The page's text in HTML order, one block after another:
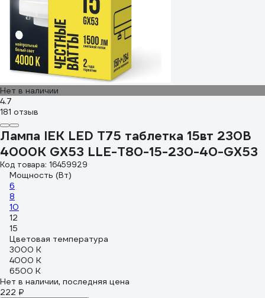
Нет в наличии
4.7
181 отзыв
Лампа IEK LED T75 таблетка 15вт 230В
4000К GX53 LLE-T80-15-230-40-GX53
Код товара: 16459929
Мощность (Вт)
6
8
10
12
15
Цветовая температура
3000 К
4000 К
6500 К
Нет в наличии, последняя цена
222 ₽